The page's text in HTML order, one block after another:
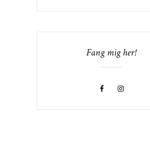
Fang mig her!